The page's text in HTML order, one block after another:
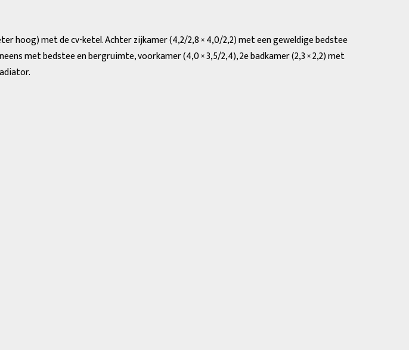
hoog) met de cv-ketel. Achter zijkamer (4,2/2,8 × 4,0/2,2) met een geweldige bedstee
met bedstee en bergruimte, voorkamer (4,0 × 3,5/2,4), 2e badkamer (2,3 × 2,2) met